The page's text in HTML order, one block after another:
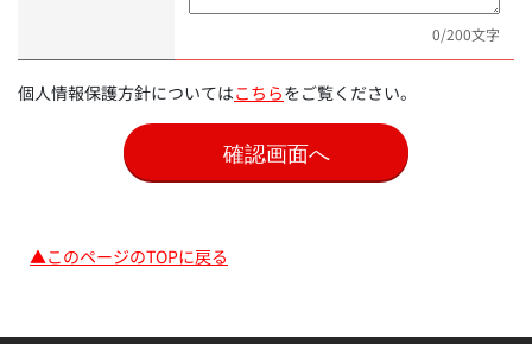
0/200文字
個人情報保護方針についてはこちらをご覧ください。
▲このページのTOPに戻る